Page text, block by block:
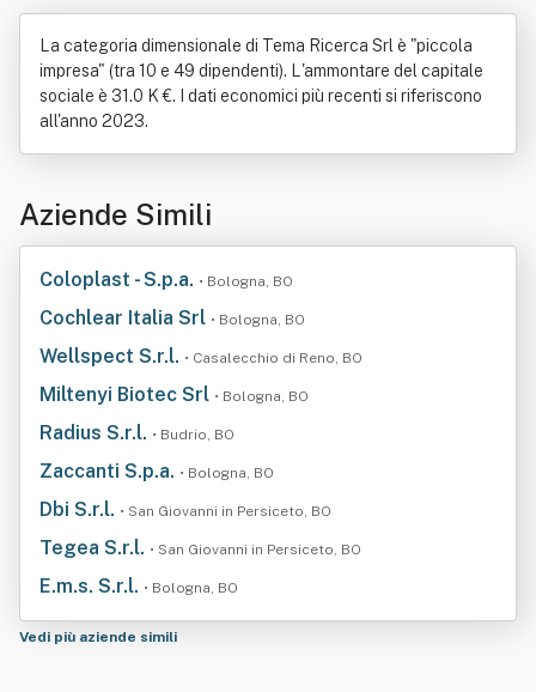
La categoria dimensionale di Tema Ricerca Srl è "piccola
impresa" (tra 10 e 49 dipendenti). L'ammontare del capitale
sociale è 31.0 K €. I dati economici più recenti si riferiscono
all'anno 2023.
Aziende Simili
Coloplast - S.p.a. • Bologna, BO
Cochlear Italia Srl • Bologna, BO
Wellspect S.r.l. • Casalecchio di Reno, BO
Miltenyi Biotec Srl • Bologna, BO
Radius S.r.l. • Budrio, BO
Zaccanti S.p.a. • Bologna, BO
Dbi S.r.l. • San Giovanni in Persiceto, BO
Tegea S.r.l. • San Giovanni in Persiceto, BO
E.m.s. S.r.l. • Bologna, BO
Vedi più aziende simili